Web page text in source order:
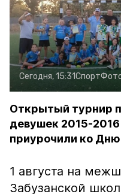
Сегодня, 15:31Спорт
Открытый турнир
девушек 2015-
приурочили ко
1 августа на
Забузанской